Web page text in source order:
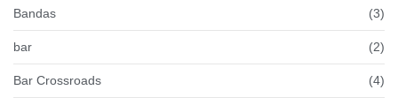
Bandas (3)
bar (2)
Bar Crossroads (4)